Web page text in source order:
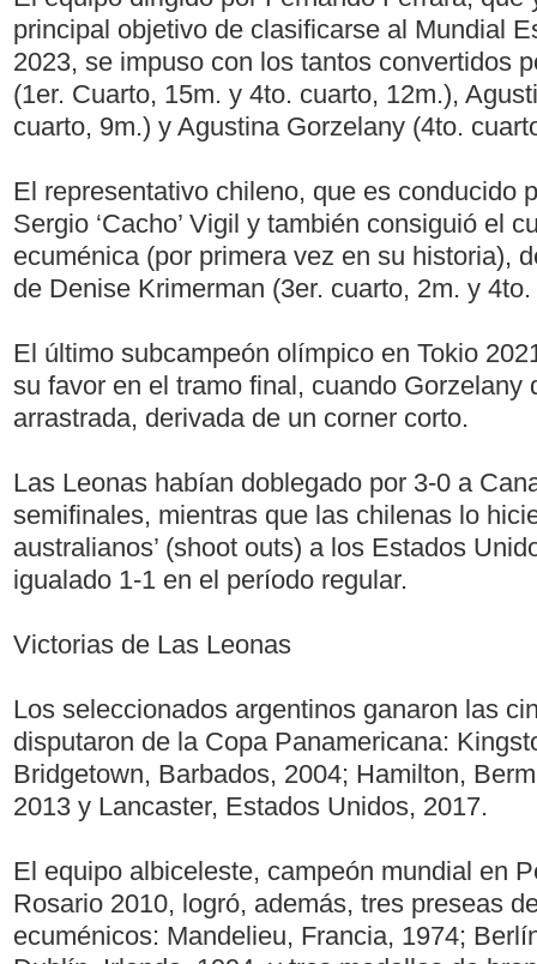
principal objetivo de clasificarse al Mundial
2023, se impuso con los tantos convertidos
(1er. Cuarto, 15m. y 4to. cuarto, 12m.),
cuarto, 9m.) y Agustina Gorzelany (4to.
El representativo chileno, que es conducido
Sergio ‘Cacho’ Vigil y también consiguió el
ecuménica (por primera vez en su historia),
de Denise Krimerman (3er. cuarto, 2m. y
El último subcampeón olímpico en Tokio
su favor en el tramo final, cuando Gorzelany
arrastrada, derivada de un corner corto.
Las Leonas habían doblegado por 3-0 a
semifinales, mientras que las chilenas lo
australianos’ (shoot outs) a los Estados
igualado 1-1 en el período regular.
Victorias de Las Leonas
Los seleccionados argentinos ganaron las
disputaron de la Copa Panamericana:
Bridgetown, Barbados, 2004; Hamilton,
2013 y Lancaster, Estados Unidos, 2017.
El equipo albiceleste, campeón mundial en
Rosario 2010, logró, además, tres preseas
ecuménicos: Mandelieu, Francia, 1974;